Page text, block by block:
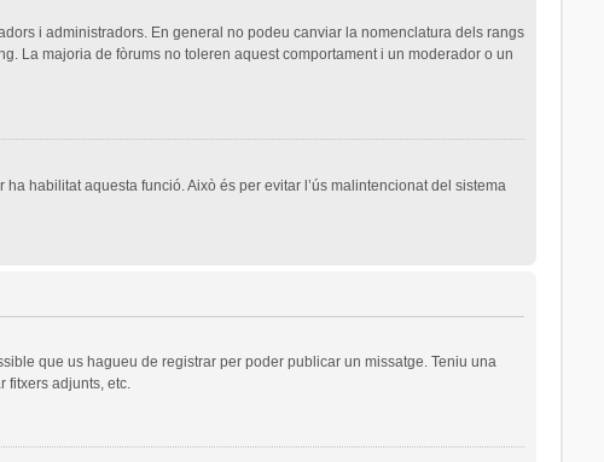
i administradors. En general no podeu canviar la nomenclatura dels rangs
La majoria de fòrums no toleren aquest comportament i un moderador o un
habilitat aquesta funció. Això és per evitar l’ús malintencionat del sistema
que us hagueu de registrar per poder publicar un missatge. Teniu una
fitxers adjunts, etc.